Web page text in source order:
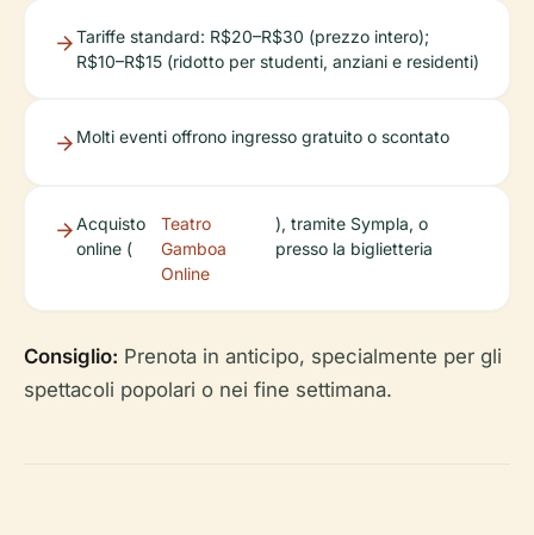
Tariffe standard: R$20–R$30 (prezzo intero);
R$10–R$15 (ridotto per studenti, anziani e residenti)
Molti eventi offrono ingresso gratuito o scontato
Acquisto
online (
Teatro
Gamboa
Online
), tramite Sympla, o
presso la biglietteria
Consiglio: Prenota in anticipo, specialmente per gli
spettacoli popolari o nei fine settimana.